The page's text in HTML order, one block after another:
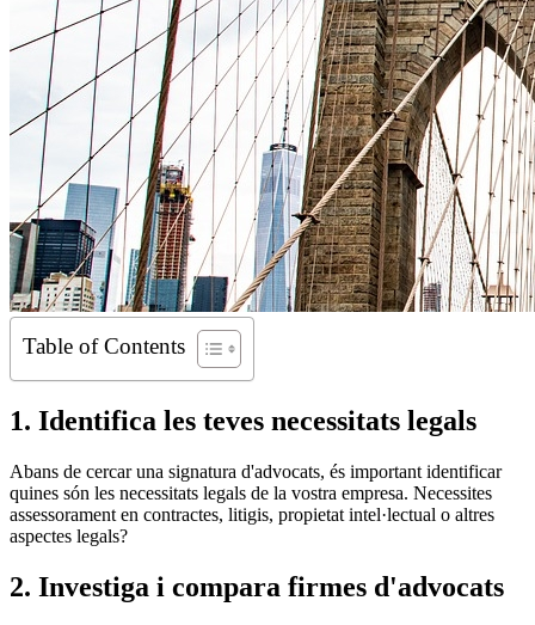
Table of Contents
1. Identifica les teves necessitats legals
Abans de cercar una signatura d'advocats, és important identificar
quines són les necessitats legals de la vostra empresa. Necessites
assessorament en contractes, litigis, propietat intel·lectual o altres
aspectes legals?
2. Investiga i compara firmes d'advocats